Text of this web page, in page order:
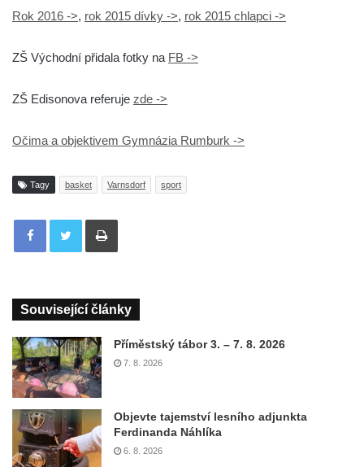
Rok 2016 ->, rok 2015 dívky ->, rok 2015 chlapci ->
ZŠ Východní přidala fotky na FB ->
ZŠ Edisonova referuje zde ->
Očima a objektivem Gymnázia Rumburk ->
Tagy basket Varnsdorf sport
Tisknout
Související články
Příměstský tábor 3. – 7. 8. 2026
7. 8. 2026
Objevte tajemství lesního adjunkta
Ferdinanda Náhlíka
6. 8. 2026